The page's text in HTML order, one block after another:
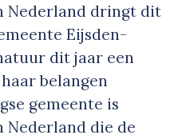
Nederland dringt dit
Eijsden-
dit jaar een
haar belangen
gemeente is
Nederland die de